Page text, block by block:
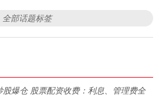
全部话题标签
股爆仓 股票配资收费：利息、管理费全